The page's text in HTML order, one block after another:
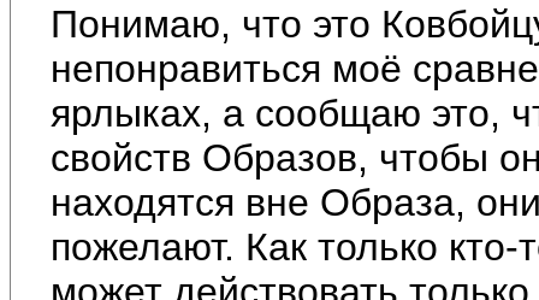
Понимаю, что это
непонравиться моё
ярлыках, а сообщаю это,
свойств Образов, чтобы
находятся вне Образа,
пожелают. Как только
может действовать